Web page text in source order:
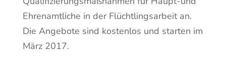
Ehrenamtliche in der Flüchtlingsarbeit an.
Die Angebote sind kostenlos und starten im
März 2017.